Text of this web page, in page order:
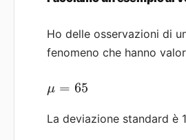
Ho delle osservazioni di
fenomeno che hanno
μ = 65
La deviazione standard è